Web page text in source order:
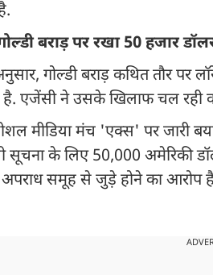
बराड़ पर रखा 50 हजार
गोल्डी बराड़ कथित तौर पर
एजेंसी ने उसके खिलाफ चल रही
मीडिया मंच 'एक्स' पर जारी
सूचना के लिए 50,000 अमेरिकी
अपराध समूह से जुड़े होने का आरोप